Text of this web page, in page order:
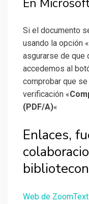
En
Si el documento
usando la opción «
asgurarse de que
accedemos al
comprobar que
verificación «
(PDF/A)«
Enlaces,
Web de